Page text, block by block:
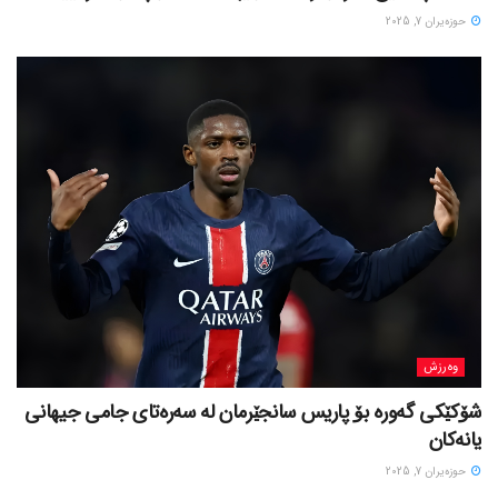
حوزه‌یران 7, 2025
وەرزش
شۆکێکی گەورە بۆ پاریس سانجێرمان لە سەرەتای جامی جیهانی
یانەکان
حوزه‌یران 7, 2025